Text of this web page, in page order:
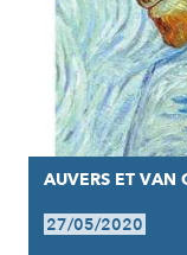
AUVERS ET VAN
27/05/2020